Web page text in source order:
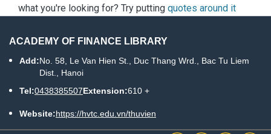
what you're looking for? Try putting quotes around it
ACADEMY OF FINANCE LIBRARY
Add:No. 58, Le Van Hien St., Duc Thang Wrd., Bac Tu Liem
Dist., Hanoi
Tel:0438385507Extension:610 +
Website:https://hvtc.edu.vn/thuvien